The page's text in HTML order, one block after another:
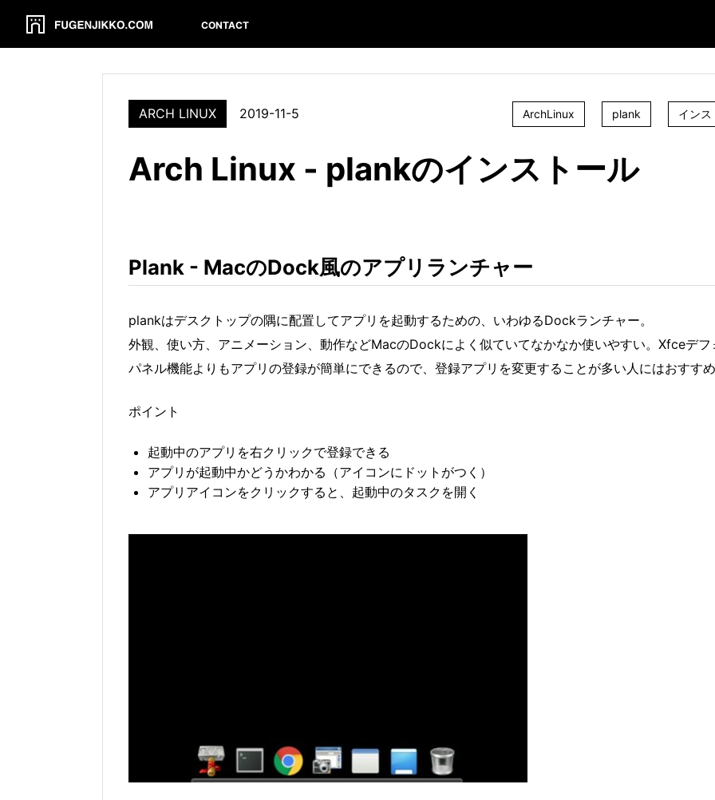
CONTACT
ARCH LINUX 2019-11-5 ArchLinux plank インス
Arch Linux - plankのインストール
Plank - MacのDock風のアプリランチャー
plankはデスクトップの隅に配置してアプリを起動するための、いわゆるDockランチャー。
外観、使い方、アニメーション、動作などMacのDockによく似ていてなかなか使いやすい。Xfceデフ
パネル機能よりもアプリの登録が簡単にできるので、登録アプリを変更することが多い人にはおすすめ
ポイント
起動中のアプリを右クリックで登録できる
アプリが起動中かどうかわかる（アイコンにドットがつく）
アプリアイコンをクリックすると、起動中のタスクを開く